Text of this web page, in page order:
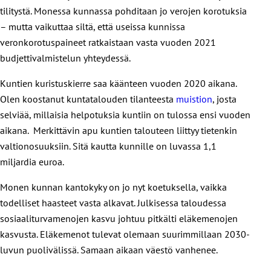
tilitystä. Monessa kunnassa pohditaan jo verojen korotuksia
– mutta vaikuttaa siltä, että useissa kunnissa
veronkorotuspaineet ratkaistaan vasta vuoden 2021
budjettivalmistelun yhteydessä.
Kuntien kuristuskierre saa käänteen vuoden 2020 aikana.
Olen koostanut kuntatalouden tilanteesta muistion, josta
selviää, millaisia helpotuksia kuntiin on tulossa ensi vuoden
aikana. Merkittävin apu kuntien talouteen liittyy tietenkin
valtionosuuksiin. Sitä kautta kunnille on luvassa 1,1
miljardia euroa.
Monen kunnan kantokyky on jo nyt koetuksella, vaikka
todelliset haasteet vasta alkavat. Julkisessa taloudessa
sosiaaliturvamenojen kasvu johtuu pitkälti eläkemenojen
kasvusta. Eläkemenot tulevat olemaan suurimmillaan 2030-
luvun puolivälissä. Samaan aikaan väestö vanhenee.